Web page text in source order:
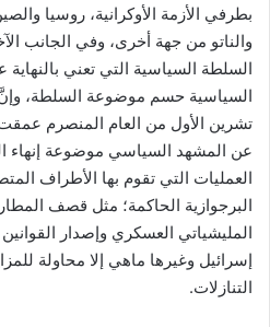
بطرفي الأزمة الأوكرانية، روسيا
والناتو من جهة أخرى، وفي الجانب
السلطة السياسية التي تعني
السياسية حسم موضوعة السلطة،
تشرين الأول من العام المنصرم
عن المشهد السياسي موضوعة إنهاء
العمليات التي تقوم بها الأطراف
البرجوازية الحاكمة؛ مثل قصف
المليشياتي العسكري وإصدار
إسرائيل وغيرها ماهي إلا محاولة
التنازلات.